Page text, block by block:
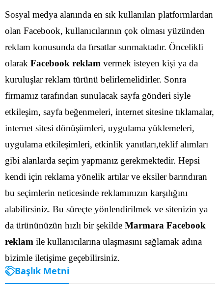
Sosyal medya alanında en sık kullanılan platformlardan
olan Facebook, kullanıcılarının çok olması yüzünden
reklam konusunda da fırsatlar sunmaktadır. Öncelikli
olarak Facebook reklam vermek isteyen kişi ya da
kuruluşlar reklam türünü belirlemelidirler. Sonra
firmamız tarafından sunulacak sayfa gönderi siyle
etkileşim, sayfa beğenmeleri, internet sitesine tıklamalar,
internet sitesi dönüşümleri, uygulama yüklemeleri,
uygulama etkileşimleri, etkinlik yanıtları,teklif alımları
gibi alanlarda seçim yapmanız gerekmektedir. Hepsi
kendi için reklama yönelik artılar ve eksiler barındıran
bu seçimlerin neticesinde reklamınızın karşılığını
alabilirsiniz. Bu süreçte yönlendirilmek ve sitenizin ya
da ürününüzün hızlı bir şekilde Marmara Facebook
reklam ile kullanıcılarına ulaşmasını sağlamak adına
bizimle iletişime geçebilirsiniz.
Başlık Metni